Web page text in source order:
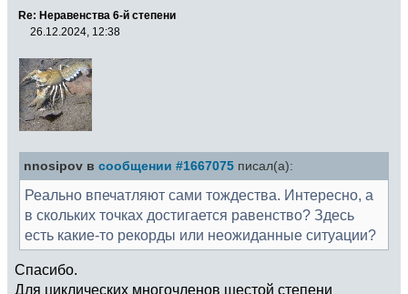
Re: Неравенства 6-й степени
26.12.2024, 12:38
nnosipov в сообщении #1667075 писал(а):
Реально впечатляют сами тождества. Интересно, а
в скольких точках достигается равенство? Здесь
есть какие-то рекорды или неожиданные ситуации?
Спасибо.
Для циклических многочленов шестой степени